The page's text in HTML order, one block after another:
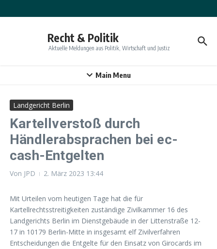
Recht & Politik
Aktuelle Meldungen aus Politik, Wirtschaft und Justiz
Main Menu
Landgericht Berlin
Kartellverstoß durch
Händlerabsprachen bei ec-
cash-Entgelten
Von JPD 2. März 2023 13:44
Mit Urteilen vom heutigen Tage hat die für
Kartellrechtsstreitigkeiten zuständige Zivilkammer 16 des
Landgerichts Berlin im Dienstgebäude in der Littenstraße 12-
17 in 10179 Berlin-Mitte in insgesamt elf Zivilverfahren
Entscheidungen die Entgelte für den Einsatz von Girocards im